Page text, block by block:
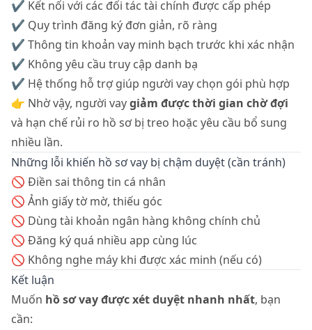
✔ Kết nối với các đối tác tài chính được cấp phép
✔ Quy trình đăng ký đơn giản, rõ ràng
✔ Thông tin khoản vay minh bạch trước khi xác nhận
✔ Không yêu cầu truy cập danh bạ
✔ Hệ thống hỗ trợ giúp người vay chọn gói phù hợp
👉 Nhờ vậy, người vaygiảm được thời gian chờ đợi
và hạn chế rủi ro hồ sơ bị treo hoặc yêu cầu bổ sung
nhiều lần.
Những lỗi khiến hồ sơ vay bị chậm duyệt (cần tránh)
🚫 Điền sai thông tin cá nhân
🚫 Ảnh giấy tờ mờ, thiếu góc
🚫 Dùng tài khoản ngân hàng không chính chủ
🚫 Đăng ký quá nhiều app cùng lúc
🚫 Không nghe máy khi được xác minh (nếu có)
Kết luận
Muốn hồ sơ vay được xét duyệt nhanh nhất, bạn
cần: